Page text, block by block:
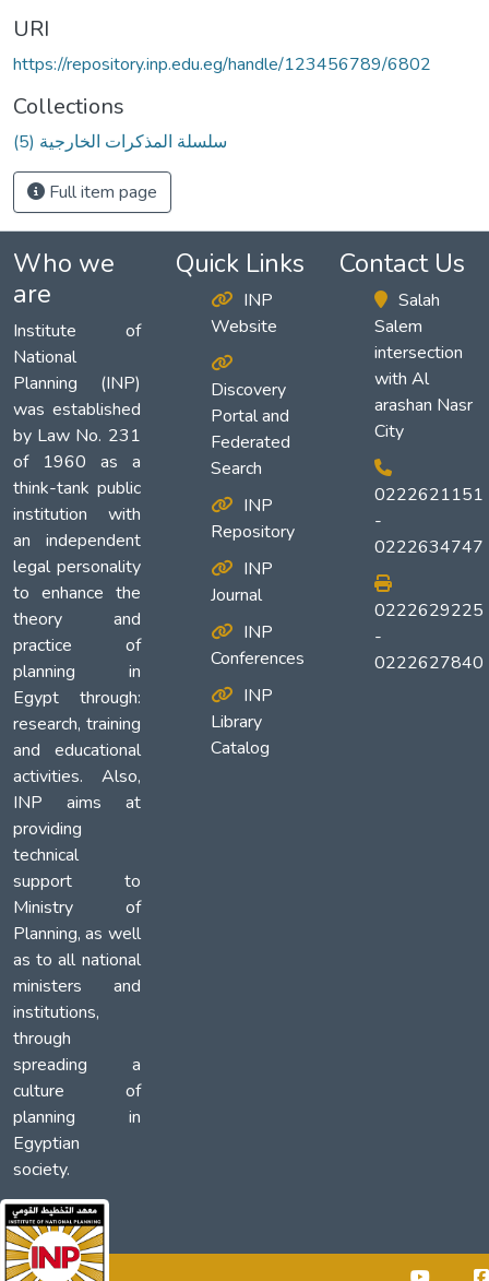
URI
https://repository.inp.edu.eg/handle/123456789/6802
Collections
(5) سلسلة المذكرات الخارجية
Full item page
Who we
are
Institute of
National
Planning (INP)
was established
by Law No. 231
of 1960 as a
think-tank public
institution with
an independent
legal personality
to enhance the
theory and
practice of
planning in
Egypt through:
research, training
and educational
activities. Also,
INP aims at
providing
technical
support to
Ministry of
Planning, as well
as to all national
ministers and
institutions,
through
spreading a
culture of
planning in
Egyptian
society.
Quick Links
INP
Website
Discovery
Portal and
Federated
Search
INP
Repository
INP
Journal
INP
Conferences
INP
Library
Catalog
Contact Us
Salah
Salem
intersection
with Al
arashan Nasr
City
0222621151
-
0222634747
0222629225
-
0222627840